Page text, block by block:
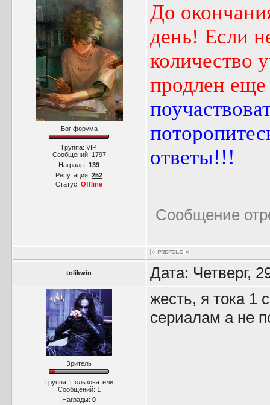
Бог форума
Группа: VIP
Сообщений: 1797
Награды: 139
Репутация: 252
Статус: Offline
До
день! Если
количество
продлен
ответы!!!
Сообщение
tolikwin Дата: Четверг,
Зритель
Группа: Пользователи
Сообщений: 1
Награды: 0
жесть, я тока 1
сериалам а не